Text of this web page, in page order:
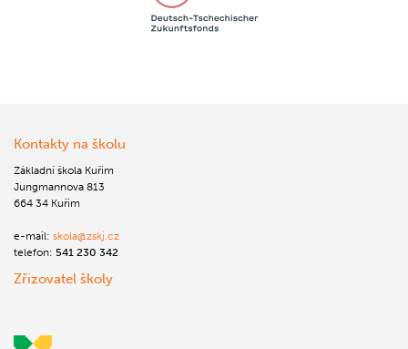
Kontakty na školu
Základní škola Kuřim
Jungmannova 813
664 34 Kuřim
e-mail: skola@zskj.cz
telefon: 541 230 342
Zřizovatel školy